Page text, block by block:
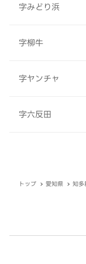
字みどり浜
字柳牛
字ヤンチャ
字六反田
トップ 愛知県 知